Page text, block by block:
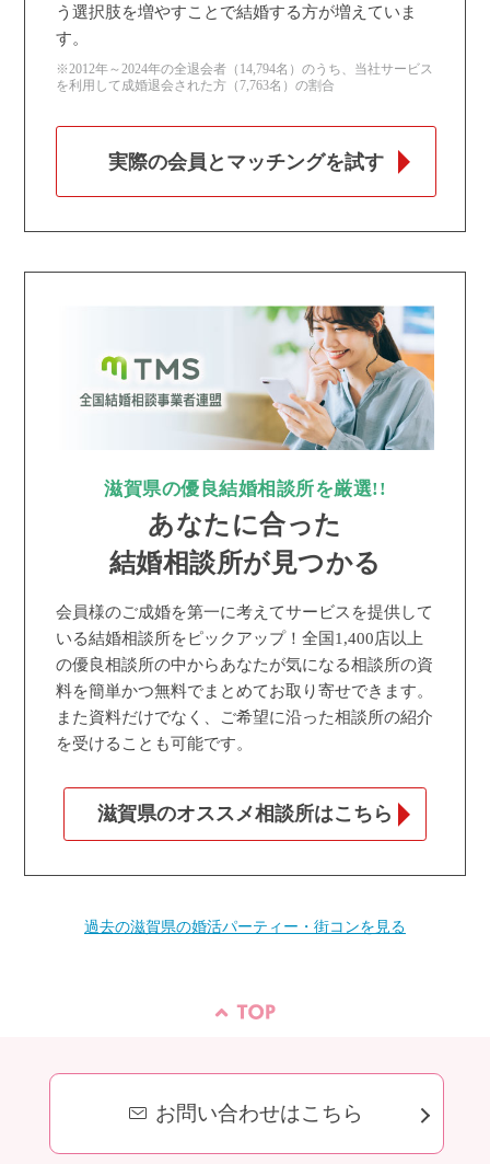
う選択肢を増やすことで結婚する方が増えていま
す。
※2012年～2024年の全退会者（14,794名）のうち、当社サービス
を利用して成婚退会された方（7,763名）の割合
実際の会員とマッチングを試す
滋賀県の優良結婚相談所を厳選!!
あなたに合った
結婚相談所が見つかる
会員様のご成婚を第一に考えてサービスを提供して
いる結婚相談所をピックアップ！全国1,400店以上
の優良相談所の中からあなたが気になる相談所の資
料を簡単かつ無料でまとめてお取り寄せできます。
また資料だけでなく、ご希望に沿った相談所の紹介
を受けることも可能です。
滋賀県のオススメ相談所はこちら
過去の滋賀県の婚活パーティー・街コンを見る
お問い合わせはこちら